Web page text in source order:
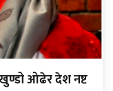
ओढेर देश नष्ट